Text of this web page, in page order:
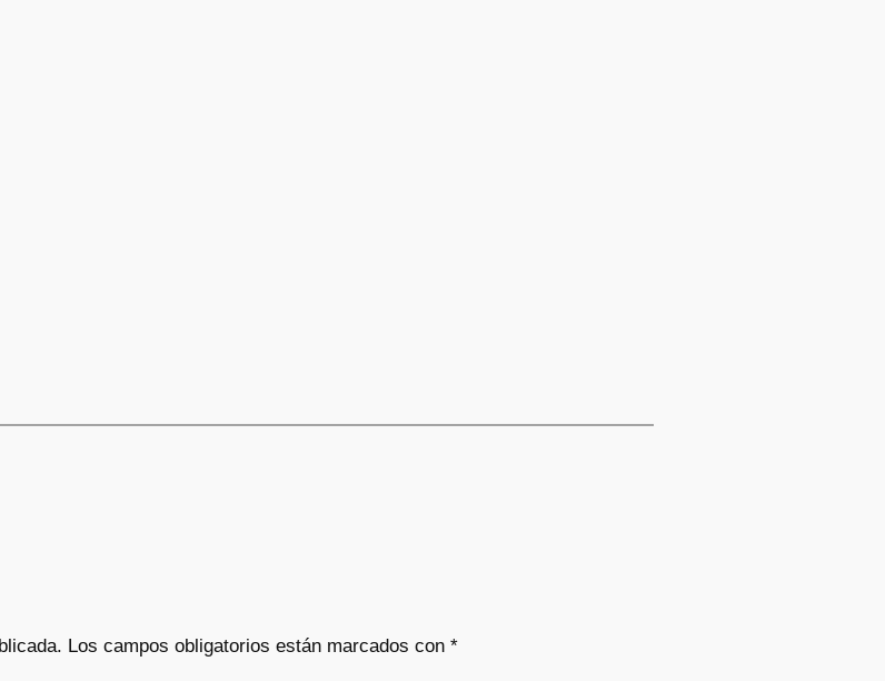
Los campos obligatorios están marcados con *